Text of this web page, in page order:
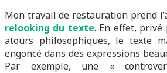
Mon travail de restauration prend
relooking du texte. En effet, privé
atours philosophiques, le texte
engoncé dans des expressions
Par exemple, une «